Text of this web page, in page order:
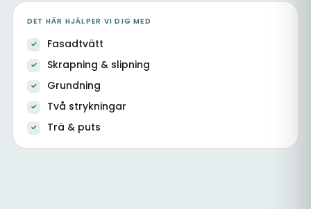
DET HÄR HJÄLPER VI DIG MED
Fasadtvätt
Skrapning & slipning
Grundning
Två strykningar
Trä & puts
Fasad, dörrar & fönster